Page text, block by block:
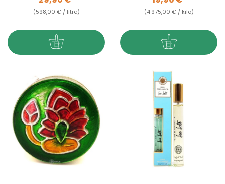
(598,00 € / litre) (4 975,00 € / kilo)